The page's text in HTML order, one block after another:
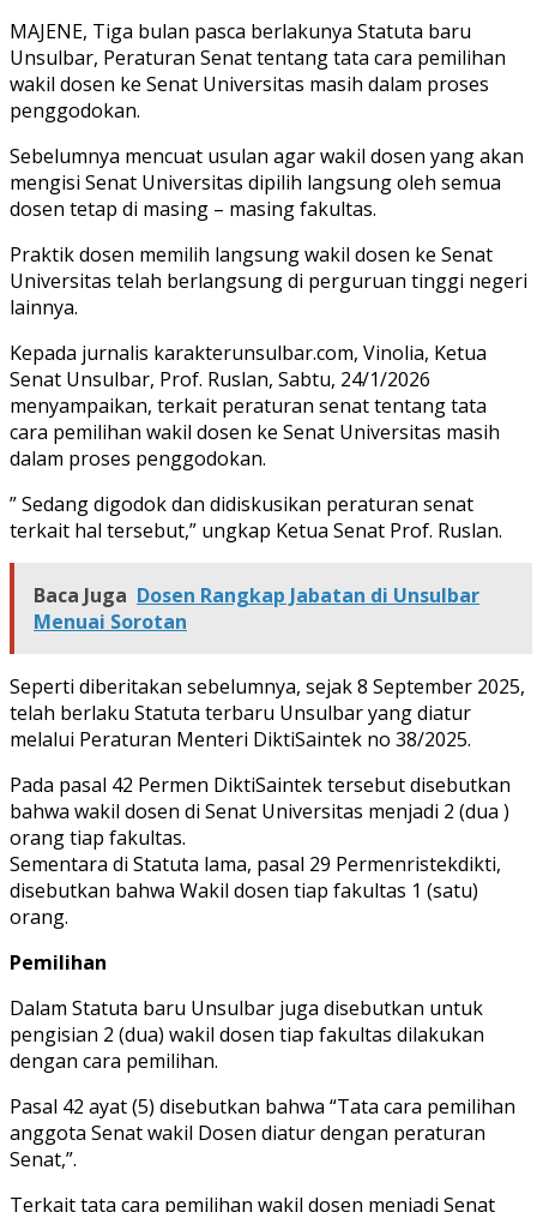
MAJENE, Tiga bulan pasca berlakunya Statuta baru
Unsulbar, Peraturan Senat tentang tata cara pemilihan
wakil dosen ke Senat Universitas masih dalam proses
penggodokan.
Sebelumnya mencuat usulan agar wakil dosen yang akan
mengisi Senat Universitas dipilih langsung oleh semua
dosen tetap di masing – masing fakultas.
Praktik dosen memilih langsung wakil dosen ke Senat
Universitas telah berlangsung di perguruan tinggi negeri
lainnya.
Kepada jurnalis karakterunsulbar.com, Vinolia, Ketua
Senat Unsulbar, Prof. Ruslan, Sabtu, 24/1/2026
menyampaikan, terkait peraturan senat tentang tata
cara pemilihan wakil dosen ke Senat Universitas masih
dalam proses penggodokan.
” Sedang digodok dan didiskusikan peraturan senat
terkait hal tersebut,” ungkap Ketua Senat Prof. Ruslan.
Baca Juga Dosen Rangkap Jabatan di Unsulbar
Menuai Sorotan
Seperti diberitakan sebelumnya, sejak 8 September 2025,
telah berlaku Statuta terbaru Unsulbar yang diatur
melalui Peraturan Menteri DiktiSaintek no 38/2025.
Pada pasal 42 Permen DiktiSaintek tersebut disebutkan
bahwa wakil dosen di Senat Universitas menjadi 2 (dua )
orang tiap fakultas.
Sementara di Statuta lama, pasal 29 Permenristekdikti,
disebutkan bahwa Wakil dosen tiap fakultas 1 (satu)
orang.
Pemilihan
Dalam Statuta baru Unsulbar juga disebutkan untuk
pengisian 2 (dua) wakil dosen tiap fakultas dilakukan
dengan cara pemilihan.
Pasal 42 ayat (5) disebutkan bahwa “Tata cara pemilihan
anggota Senat wakil Dosen diatur dengan peraturan
Senat,”.
Terkait tata cara pemilihan wakil dosen menjadi Senat